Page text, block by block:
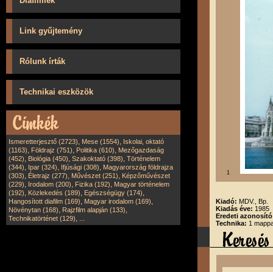
Link gyűjtemény
Rólunk írták
Technikai eszközök
Ismeretterjesztő (2723), Mese (1554), Iskolai, oktató
(1163), Földrajz (751), Politika (610), Mezőgazdaság
(452), Biológia (450), Szakoktató (398), Történelem
(344), Ipar (324), Ifjúsági (308), Magyarország földrajza
(303), Életrajz (277), Művészet (251), Képzőművészet
(229), Irodalom (200), Fizika (192), Magyar történelem
(192), Közlekedés (189), Egészségügy (174),
Hangosított diafilm (169), Magyar irodalom (169),
Növénytan (168), Rajzfilm alapján (133),
Technikatörténet (129),
1
Kiadó: MDV., Bp.
Kiadás éve: 1985
Eredeti
Technika: 1